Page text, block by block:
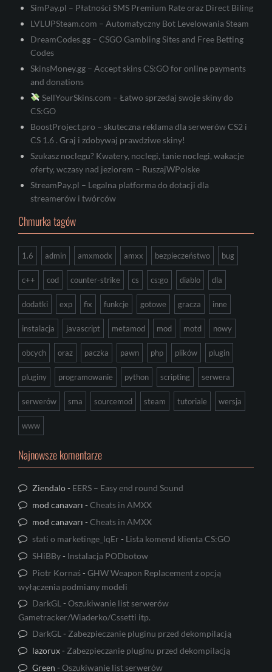
SimPay.pl – Płatności SMS Premium Rate oraz Direct Biling
LVLUPSteam.com – Automatyczny Bot Levelowania Steam
DreamCodes.gg – CSGO Gambling Sites and Free Betting
Codes
SkinsMoney.gg – Accept skins CS:GO for online payments
and donations
SellYourSkins.com – Łatwo sprzedaj swoje skiny do
CS:GO
BoostProject.pro – skuteczna reklama dla serwerów CS2 i
CS 1.6 . Graj i zdobywaj prawdziwe skiny!
Szukasz noclegu? Kwatery, noclegi, tanie noclegi, wakacje
oferty, wczasy nad jeziorem – RuszajWPolske
StreamPay.pl – Legalna platforma do dotacji dla
streamerów i twórców
Chmurka tagów
1.6 admin amxmodx amxx bezpieczeństwo bug
c++ cod counter-strike cs cs:go diablo dla
dodatki exp fix funkcje gotowe gracza inne
instalacja javascript metamod mod motd nowy
obcych oraz paczka pawn php plików plugin
pluginy programowanie python scripting serwera
serwerów sma sourcemod steam tutoriale wersja
www
Najnowsze komentarze
Ziendalo- EERS – Easy end round Sound
mod canavarı -Cheats in AMXX
mod canavarı -Cheats in AMXX
stati o marketinge_lqEr - Lista komend klienta CS:GO
SHiBBy- Instalacja PODbotow
Piotr Kornaś-GHW Weapon Replacement z opcją
wyłączenia podmiany modeli
DarkGL -Oszukiwanie list serwerów
Gametracker/Wiaderko/Cssetti itp.
DarkGL - Zabezpieczanie pluginu przed dekompilacją
lazorux- Zabezpieczanie pluginu przed dekompilacją
Green -Oszukiwanie list serwerów